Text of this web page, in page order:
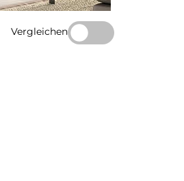
Vergleichen